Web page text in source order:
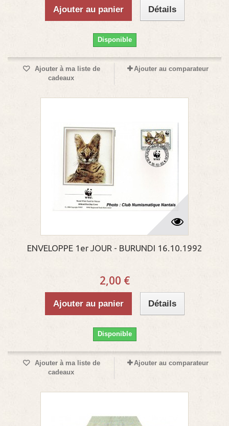
Ajouter au panier Détails
Disponible
Ajouter à ma liste de
cadeaux
Ajouter au comparateur
ENVELOPPE 1er JOUR - BURUNDI 16.10.1992
2,00 €
Ajouter au panier Détails
Disponible
Ajouter à ma liste de
cadeaux
Ajouter au comparateur